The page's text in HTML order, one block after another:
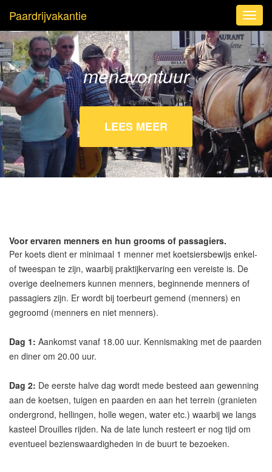
Paardrijvakantie
menavontuur
LEES MEER
Voor ervaren menners en hun grooms of passagiers.
Per koets dient er minimaal 1 menner met koetsiersbewijs enkel-
of tweespan te zijn, waarbij praktijkervaring een vereiste is. De
overige deelnemers kunnen menners, beginnende menners of
passagiers zijn. Er wordt bij toerbeurt gemend (menners) en
gegroomd (menners en niet menners).
Dag 1: Aankomst vanaf 18.00 uur. Kennismaking met de paarden
en diner om 20.00 uur.
Dag 2: De eerste halve dag wordt mede besteed aan gewenning
aan de koetsen, tuigen en paarden en aan het terrein (granieten
ondergrond, hellingen, holle wegen, water etc.) waarbij we langs
kasteel Drouilles rijden. Na de late lunch resteert er nog tijd om
eventueel bezienswaardigheden in de buurt te bezoeken.